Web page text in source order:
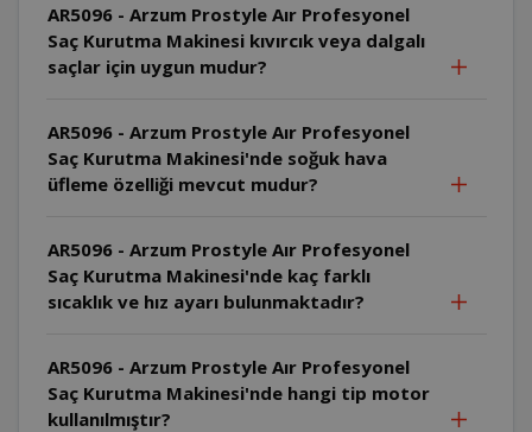
AR5096 - Arzum Prostyle Aır Profesyonel
Saç Kurutma Makinesi kıvırcık veya dalgalı
saçlar için uygun mudur?
AR5096 - Arzum Prostyle Aır Profesyonel
Saç Kurutma Makinesi'nde soğuk hava
üfleme özelliği mevcut mudur?
AR5096 - Arzum Prostyle Aır Profesyonel
Saç Kurutma Makinesi'nde kaç farklı
sıcaklık ve hız ayarı bulunmaktadır?
AR5096 - Arzum Prostyle Aır Profesyonel
Saç Kurutma Makinesi'nde hangi tip motor
kullanılmıştır?